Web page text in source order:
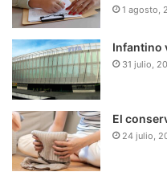
1 agosto,
Infantino
31 julio,
El
24 julio,